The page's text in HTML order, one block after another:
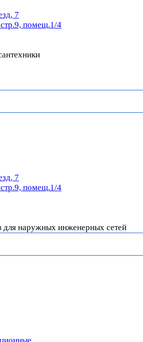
7
стр.9, помещ.1/4
7
стр.9, помещ.1/4
для наружных инженерных сетей